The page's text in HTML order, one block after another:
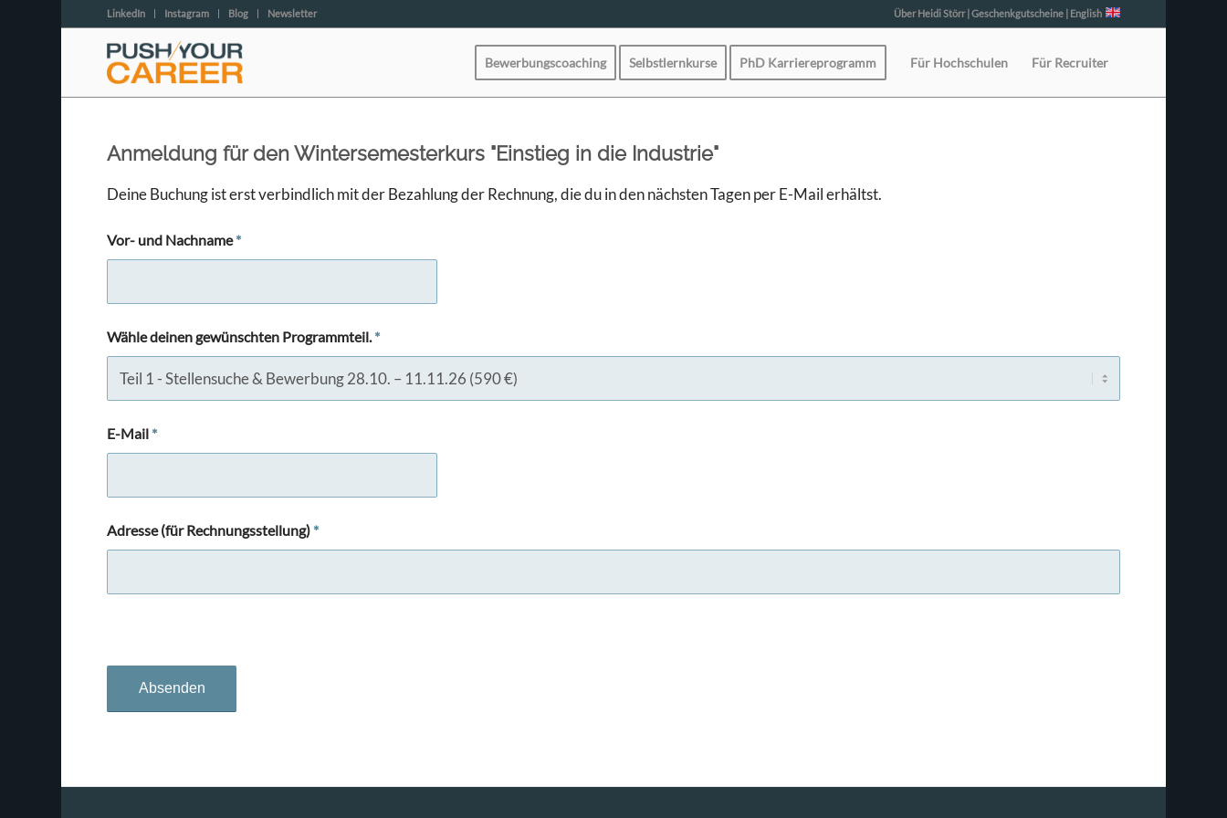
LinkedIn Instagram Blog Newsletter Über Heidi Störr|Geschenkgutscheine| English
Bewerbungscoaching Selbstlernkurse PhD Karriereprogramm Für Hochschulen Für Recruiter
Anmeldung für den Wintersemesterkurs "Einstieg in die Industrie"
Deine Buchung ist erst verbindlich mit der Bezahlung der Rechnung, die du in den nächsten Tagen per E-Mail erhältst.
Vor- und Nachname*
Wähle deinen gewünschten Programmteil.*
E-Mail *
Adresse (für Rechnungsstellung) *